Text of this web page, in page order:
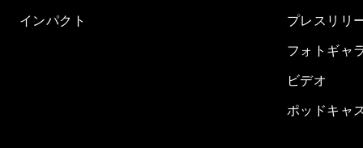
インパクト
プレスリリ
フォトギャ
ビデオ
ポッドキャ